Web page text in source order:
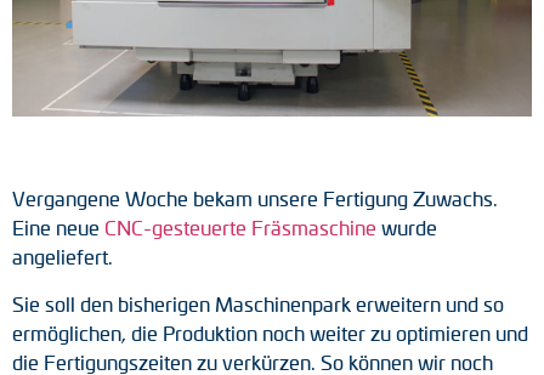
Tacho-Generatoren
LWL-Signalübertragung
Impulsumformer
Frequenz-Spannungs-Wandler
Handmessgeräte
Kabelschutz
Vergangene Woche bekam unsere Fertigung Zuwachs.
Eine neue CNC-gesteuerte Fräsmaschine wurde
angeliefert.
Sie soll den bisherigen Maschinenpark erweitern und so
ermöglichen, die Produktion noch weiter zu optimieren und
die Fertigungszeiten zu verkürzen. So können wir noch